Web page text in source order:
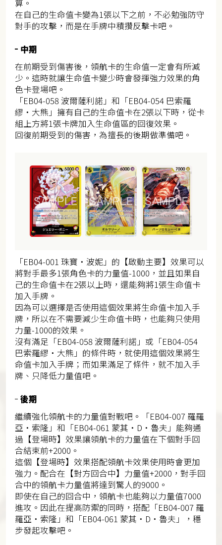
算。
在自己的生命值卡變為1張以下之前，不必勉強防守
對手的攻擊，而是在手牌中積攢反擊卡吧。
中期
在前期受到傷害後，領航卡的生命值一定會有所減
少。這時就讓生命值卡變少時會發揮強力效果的角
色卡登場吧。
「EB04-058 波爾薩利諾」和「EB04-054 巴索羅
繆・大熊」擁有自己的生命值卡在2張以下時，從卡
組上方將1張卡牌加入生命值區的回復效果。
回復前期受到的傷害，為擅長的後期做準備吧。
「EB04-001 珠寶・波妮」的【啟動主要】效果可以
將對手最多1張角色卡的力量值-1000，並且如果自
己的生命值卡在2張以上時，還能夠將1張生命值卡
加入手牌。
因為可以選擇是否使用這個效果將生命值卡加入手
牌，所以在不需要減少生命值卡時，也能夠只使用
力量-1000的效果。
沒有滿足「EB04-058 波爾薩利諾」或「EB04-054
巴索羅繆・大熊」的條件時，就使用這個效果將生
命值卡加入手牌；而如果滿足了條件，就不加入手
牌、只降低力量值吧。
後期
繼續強化領航卡的力量值對戰吧。「EB04-007 羅羅
亞・索隆」和「EB04-061 蒙其・D・魯夫」能夠通
過【登場時】效果讓領航卡的力量值在下個對手回
合結束前+2000。
這個【登場時】效果搭配領航卡效果使用時會更加
強力。配合在【對方回合中】力量值+2000，對手回
合中的領航卡力量值將達到驚人的9000。
即使在自己的回合中，領航卡也能夠以力量值7000
進攻。因此在提高防禦的同時，搭配「EB04-007 羅
羅亞・索隆」和「EB04-061 蒙其・D・魯夫」，穩
步發起攻擊吧。